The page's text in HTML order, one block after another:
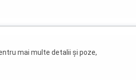
mai multe detalii și poze,